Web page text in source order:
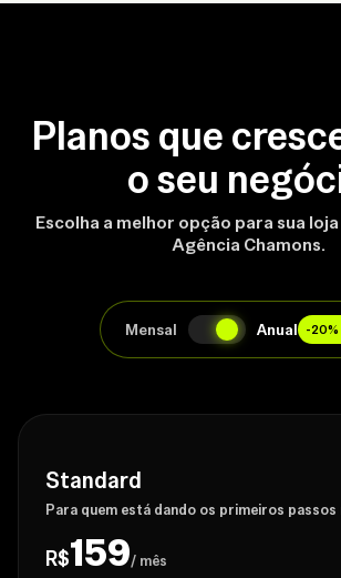
Planos que
o seu
Escolha a melhor opção para sua
Agência Chamons.
Mensal Anual -20%
Standard
Para quem está dando os primeiros
R$159/ mês